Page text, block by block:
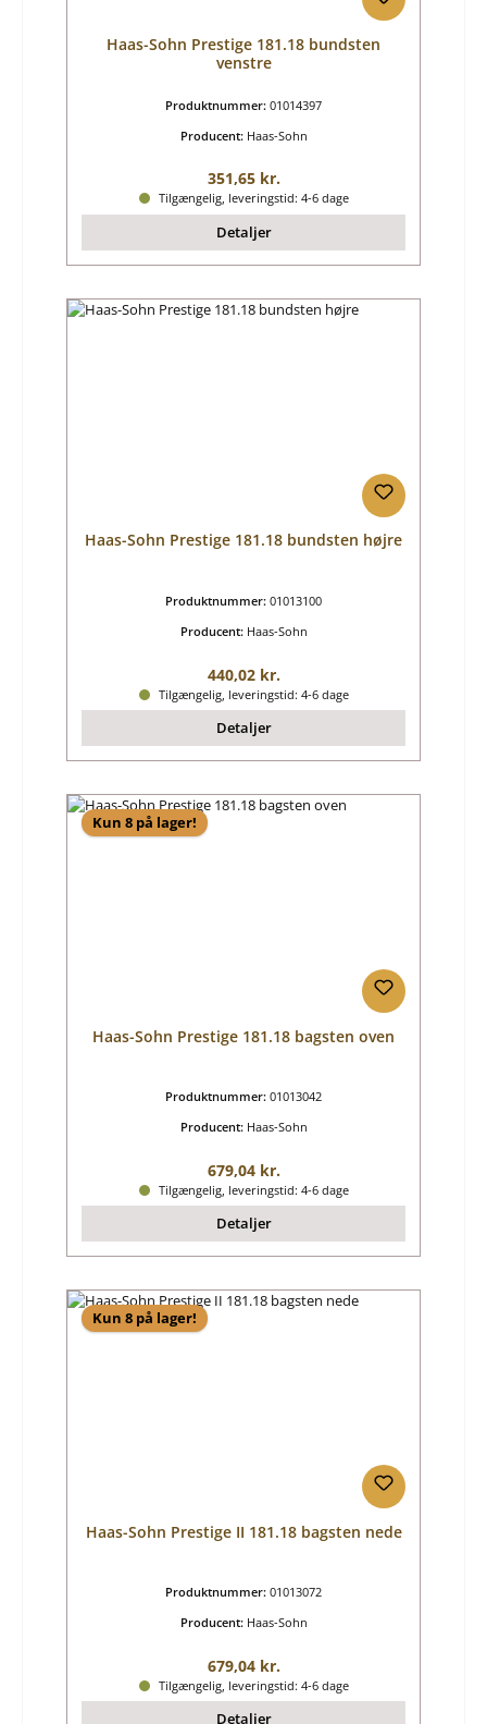
Haas-Sohn Prestige 181.18 bundsten
venstre
Produktnummer: 01014397
Producent: Haas-Sohn
Almindelig pris:
351,65 kr.
Tilgængelig, leveringstid: 4-6 dage
Detaljer
Haas-Sohn Prestige 181.18 bundsten højre
Produktnummer: 01013100
Producent: Haas-Sohn
Almindelig pris:
440,02 kr.
Tilgængelig, leveringstid: 4-6 dage
Detaljer
Kun 8 på lager!
Haas-Sohn Prestige 181.18 bagsten oven
Produktnummer: 01013042
Producent: Haas-Sohn
Almindelig pris:
679,04 kr.
Tilgængelig, leveringstid: 4-6 dage
Detaljer
Kun 8 på lager!
Haas-Sohn Prestige II 181.18 bagsten nede
Produktnummer: 01013072
Producent: Haas-Sohn
Almindelig pris:
679,04 kr.
Tilgængelig, leveringstid: 4-6 dage
Detaljer